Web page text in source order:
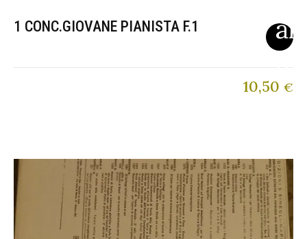
1 CONC.GIOVANE PIANISTA F.1
10,50 €